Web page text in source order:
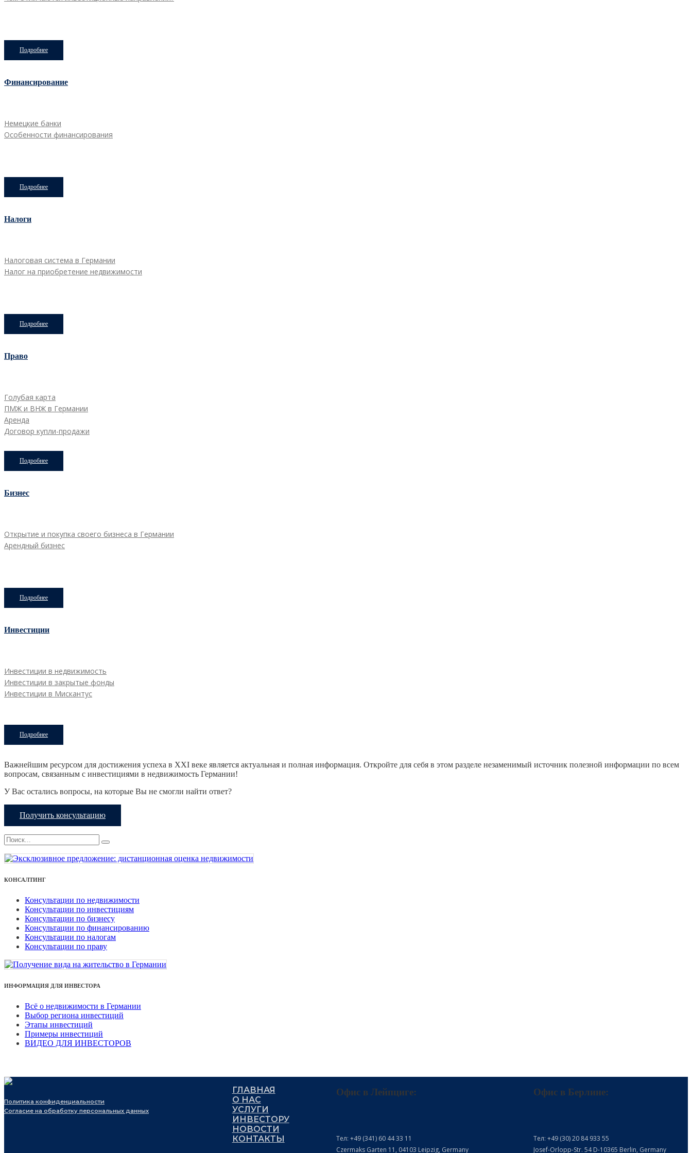
Подробнее
Финансирование
Немецкие банки
Особенности финансирования
Подробнее
Налоги
Налоговая система в Германии
Налог на приобретение недвижимости
Подробнее
Право
Голубая карта
ПМЖ и ВНЖ в Германии
Аренда
Договор купли-продажи
Подробнее
Бизнес
Открытие и покупка своего бизнеса в Германии
Арендный бизнес
Подробнее
Инвестиции
Инвестиции в недвижимость
Инвестиции в закрытые фонды
Инвестиции в Мискантус
Подробнее
Важнейшим ресурсом для достижения успеха в XXI веке является актуальная и полная информация. Откройте для себя в этом разделе незаменимый источник полезной информации по всем
вопросам, связанным с инвестициями в недвижимость Германии!
У Вас остались вопросы, на которые Вы не смогли найти ответ?
Получить консультацию
КОНСАЛТИНГ
Консультации по недвижимости
Консультации по инвестициям
Консультации по бизнесу
Консультации по финансированию
Консультации по налогам
Консультации по праву
ИНФОРМАЦИЯ ДЛЯ ИНВЕСТОРА
Всё о недвижимости в Германии
Выбор региона инвестиций
Этапы инвестиций
Примеры инвестиций
ВИДЕО ДЛЯ ИНВЕСТОРОВ
Политика конфиденциальности
Согласие на обработку персональных данных
ГЛАВНАЯ
О НАС
УСЛУГИ
ИНВЕСТОРУ
НОВОСТИ
КОНТАКТЫ
Офис в Лейпциге:
Тел: +49 (341) 60 44 33 11
Czermaks Garten 11, 04103 Leipzig, Germany
Офис в Берлине:
Тел: +49 (30) 20 84 933 55
Josef-Orlopp-Str. 54 D-10365 Berlin, Germany